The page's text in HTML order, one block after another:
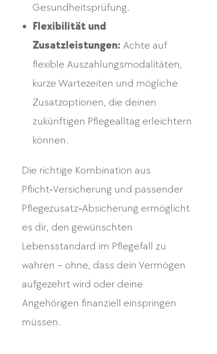
Gesundheitsprüfung.
Flexibilität und
Zusatzleistungen: Achte auf
flexible Auszahlungsmodalitäten,
kurze Wartezeiten und mögliche
Zusatzoptionen, die deinen
zukünftigen Pflegealltag erleichtern
können.
Die richtige Kombination aus
Pflicht‑Versicherung und passender
Pflegezusatz‑Absicherung ermöglicht
es dir, den gewünschten
Lebensstandard im Pflegefall zu
wahren – ohne, dass dein Vermögen
aufgezehrt wird oder deine
Angehörigen finanziell einspringen
müssen.